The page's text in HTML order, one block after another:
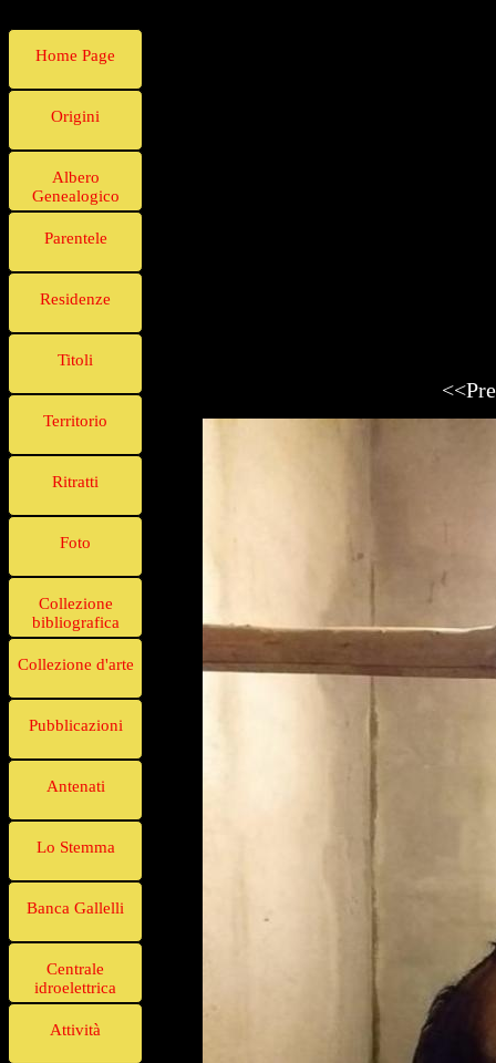
Home Page
Origini
Albero
Genealogico
Parentele
Residenze
Titoli
Territorio
Ritratti
Foto
Collezione
bibliografica
Collezione d'arte
Pubblicazioni
Antenati
Lo Stemma
Banca Gallelli
Centrale
idroelettrica
Attività